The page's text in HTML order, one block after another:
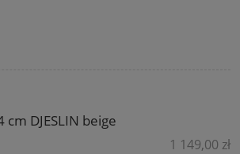
cm DJESLIN beige
1 149,00 zł